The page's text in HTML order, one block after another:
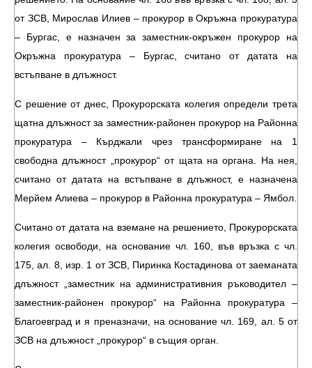
от ЗСВ, Мирослав Илиев – прокурор в Окръжна прокуратура
– Бургас, е назначен за заместник-окръжен прокурор на
Окръжна прокуратура – Бургас, считано от датата на
встъпване в длъжност.
С решение от днес, Прокурорската колегия определи трета
щатна длъжност за заместник-районен прокурор на Районна
прокуратура – Кърджали чрез трансформиране на 1
свободна длъжност „прокурор“ от щата на органа. На нея,
считано от датата на встъпване в длъжност, е назначена
Мерйем Алиева – прокурор в Районна прокуратура – Ямбол.
Считано от датата на вземане на решението, Прокурорската
колегия освободи, на основание чл. 160, във връзка с чл.
175, ал. 8, изр. 1 от ЗСВ, Пиринка Костадинова от заеманата
длъжност „заместник на административния ръководител –
заместник-районен прокурор“ на Районна прокуратура –
Благоевград и я преназначи, на основание чл. 169, ал. 5 от
ЗСВ на длъжност „прокурор“ в същия орган.